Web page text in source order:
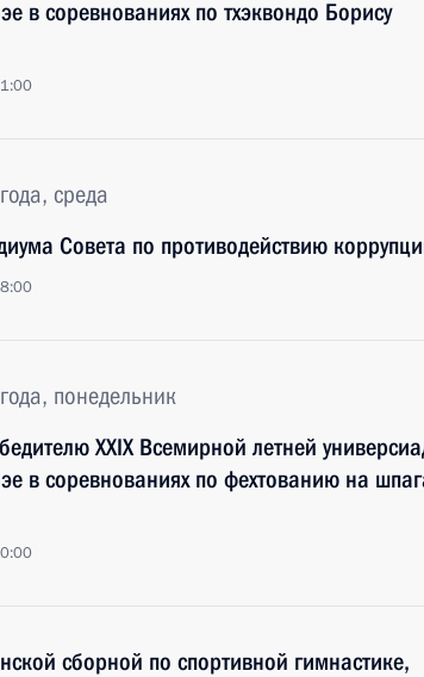
в соревнованиях по тхэквондо Борису
среда
Совета по противодействию
понедельник
XXIX Всемирной летней
в соревнованиях по фехтованию на
сборной по спортивной гимнастике,